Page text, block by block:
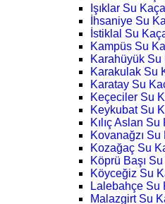
Işıklar Su
İhsaniye Su
İstiklal Su
Kampüs Su
Karahüyük Su
Karakulak Su
Karatay Su
Keçeciler Su
Keykubat Su
Kılıç Aslan
Kovanağzı Su
Kozağaç Su
Köprü Başı
Köyceğiz Su
Lalebahçe Su
Malazgirt Su